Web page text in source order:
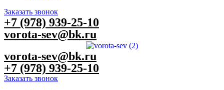
Заказать звонок
+7 (978) 939-25-10
vorota-sev@bk.ru
vorota-sev@bk.ru
+7 (978) 939-25-10
Заказать звонок